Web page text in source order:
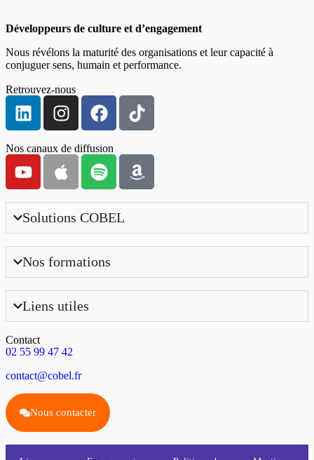
Développeurs de culture et d’engagement
Nous révélons la maturité des organisations et leur capacité à
conjuguer sens, humain et performance.
Retrouvez-nous
Nos canaux de diffusion
Solutions COBEL
Nos formations
Liens utiles
Contact
02 55 99 47 42
contact@cobel.fr
Nous contacter